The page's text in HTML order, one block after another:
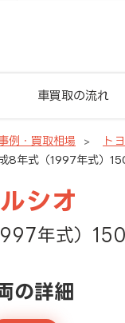
車買取の流れ
例・買取相場 ト
8年式（1997年式）
シオ
年式）
の詳細